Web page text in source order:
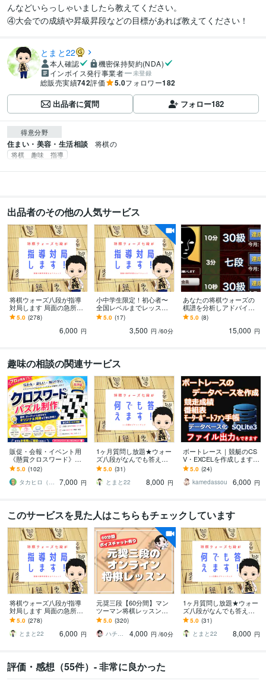
んなどいらっしゃいましたら教えてください。
④大会での成績や昇級昇段などの目標があれば教えてください！
とまと22
本人確認
機密保持契約(NDA)
インボイス発行事業者
未登録
総販売実績742評価 5.0フォロワー182
出品者に質問 フォロー182
得意分野
住まい・美容・生活相談 将棋の
将棋 趣味 指導
出品者のその他の人気サービス
将棋ウォーズ八段が指導
対局します 局面の急所の
捉え方、正しい将棋の考
え方を伝授します。
5.0 (278)
6,000 円
小中学生限定！初心者〜
全国レベルまでレッスン
します 棋力に応じた内容
で、結果につなげる特別
5.0 (17)
3,500 円 /60分
あなたの将棋ウォーズの
棋譜を分析しアドバイス
します いつまで負け続け
るつもりですか？
5.0 (8)
15,000 円
趣味の相談の関連サービス
販促・会報・イベント用
《懸賞クロスワード》作
ります 実績100件+｜商用
利用OK。連載も特急もプ
ラチナ作家が対応
5.0 (102)
タカヒロ（クロスワード作家）
7,000 円
1ヶ月質問し放題★ウォー
ズ八段がなんでも答えま
す どんな質問でも答えま
す。1ヶ月でライバルに差
をつけましょう！
5.0 (31)
とまと22
8,000 円
ボートレース｜競艇のCS
V・EXCELを作成します
ボタン１つでデータを集
めCSV・EXCEL出力でき
ます！！
5.0 (24)
kamedassou
6,000 円
このサービスを見た人はこちらもチェックしています
将棋ウォーズ八段が指導
対局します 局面の急所の
捉え方、正しい将棋の考
え方を伝授します。
5.0 (278)
とまと22
6,000 円
元奨三段【60分間】マン
ツーマン将棋レッスンし
ます 初心者大歓迎♪貴方
に寄り添った優しいレッ
スンで手助けします✨
5.0 (320)
ハチ☗【元奨三段】
4,000 円 /60分
1ヶ月質問し放題★ウォー
ズ八段がなんでも答えま
す どんな質問でも答えま
す。1ヶ月でライバルに差
をつけましょう！
5.0 (31)
とまと22
8,000 円
評価・感想（55件）- 非常に良かった